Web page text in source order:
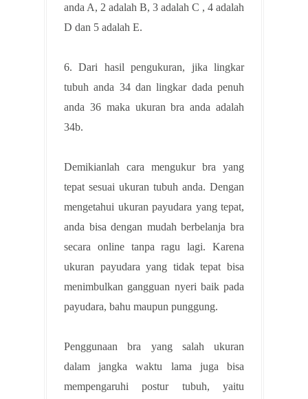
anda A, 2 adalah B, 3 adalah C , 4 adalah
D dan 5 adalah E.
6. Dari hasil pengukuran, jika lingkar
tubuh anda 34 dan lingkar dada penuh
anda 36 maka ukuran bra anda adalah
34b.
Demikianlah cara mengukur bra yang
tepat sesuai ukuran tubuh anda. Dengan
mengetahui ukuran payudara yang tepat,
anda bisa dengan mudah berbelanja bra
secara online tanpa ragu lagi. Karena
ukuran payudara yang tidak tepat bisa
menimbulkan gangguan nyeri baik pada
payudara, bahu maupun punggung.
Penggunaan bra yang salah ukuran
dalam jangka waktu lama juga bisa
mempengaruhi postur tubuh, yaitu